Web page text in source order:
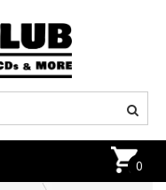
0